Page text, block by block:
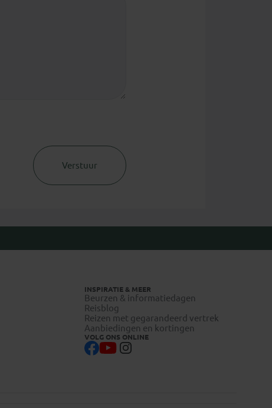
Verstuur
INSPIRATIE & MEER
Beurzen & informatiedagen
Reisblog
Reizen met gegarandeerd vertrek
Aanbiedingen en kortingen
VOLG ONS ONLINE